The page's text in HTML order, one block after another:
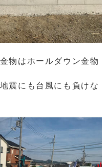
物はホールダウン金物
震にも台風にも負けな